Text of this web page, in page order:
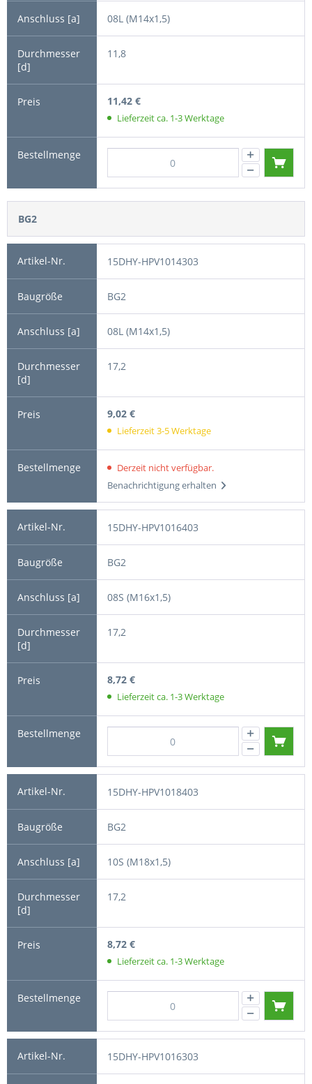
08L (M14x1,5)
11,8
11,42 €
Lieferzeit ca. 1-3 Werktage
BG2
15DHY-HPV1014303
BG2
08L (M14x1,5)
17,2
9,02 €
Lieferzeit 3-5 Werktage
Derzeit nicht verfügbar.
Benachrichtigung erhalten
15DHY-HPV1016403
BG2
08S (M16x1,5)
17,2
8,72 €
Lieferzeit ca. 1-3 Werktage
15DHY-HPV1018403
BG2
10S (M18x1,5)
17,2
8,72 €
Lieferzeit ca. 1-3 Werktage
15DHY-HPV1016303